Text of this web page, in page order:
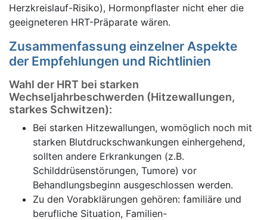
Herzkreislauf-Risiko), Hormonpflaster nicht eher die
geeigneteren HRT-Präparate wären.
Zusammenfassung einzelner Aspekte
der Empfehlungen und Richtlinien
Wahl der HRT bei starken
Wechseljahrbeschwerden (Hitzewallungen,
starkes Schwitzen):
Bei starken Hitzewallungen, womöglich noch mit
starken Blutdruckschwankungen einhergehend,
sollten andere Erkrankungen (z.B.
Schilddrüsenstörungen, Tumore) vor
Behandlungsbeginn ausgeschlossen werden.
Zu den Vorabklärungen gehören: familiäre und
berufliche Situation, Familien-